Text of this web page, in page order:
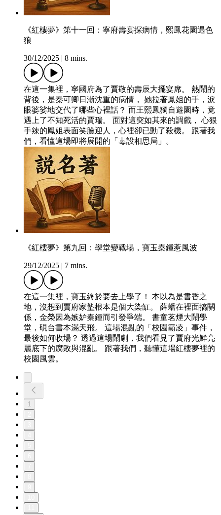
《紅樓夢》第十一回：寧府壽宴探病情，熙鳳花園遇色
狼
30/12/2025 8 mins.
在這一集裡，寧國府為了賈敬的壽辰大擺宴席。 熱鬧的
背後，是秦可卿日漸沈重的病情， 她拉著鳳姐的手，淚
眼婆娑地交代了哪些心裡話？ 而王熙鳳獨自遊園時，竟
遇上了不知死活的賈瑞。 面對這突如其來的調戲， 心狠
手辣的鳳姐表面笑臉迎人，心裡卻已動了殺機。 跟著我
們，看懂這場即將展開的「毒設相思局」。
《紅樓夢》第九回：學堂變戰場，寶玉秦鍾惹風波
29/12/2025 7 mins.
在這一集裡，寶玉終於要去上學了！ 本以為是書香之
地，沒想到賈府家塾根本是個大染缸。 薛蟠在裡面搞關
係，金榮因為嫉妒秦鍾而引發爭端。 書童茗煙大鬧學
堂，硯台書本滿天飛。 這場混亂的「校園霸凌」事件，
最後如何收場？ 透過這場鬧劇，我們看見了賈府光鮮亮
麗底下的腐敗與混亂。 跟著我們，聽懂這場紅樓夢裡的
校園風雲。
1